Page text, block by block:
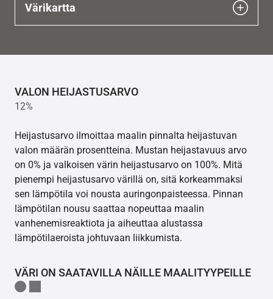
Värikartta
VALON HEIJASTUSARVO
12%
Heijastusarvo ilmoittaa maalin pinnalta heijastuvan
valon määrän prosentteina. Mustan heijastavuus arvo
on 0% ja valkoisen värin heijastusarvo on 100%. Mitä
pienempi heijastusarvo värillä on, sitä korkeammaksi
sen lämpötila voi nousta auringonpaisteessa. Pinnan
lämpötilan nousu saattaa nopeuttaa maalin
vanhenemisreaktiota ja aiheuttaa alustassa
lämpötilaeroista johtuvaan liikkumista.
VÄRI ON SAATAVILLA NÄILLE MAALITYYPEILLE